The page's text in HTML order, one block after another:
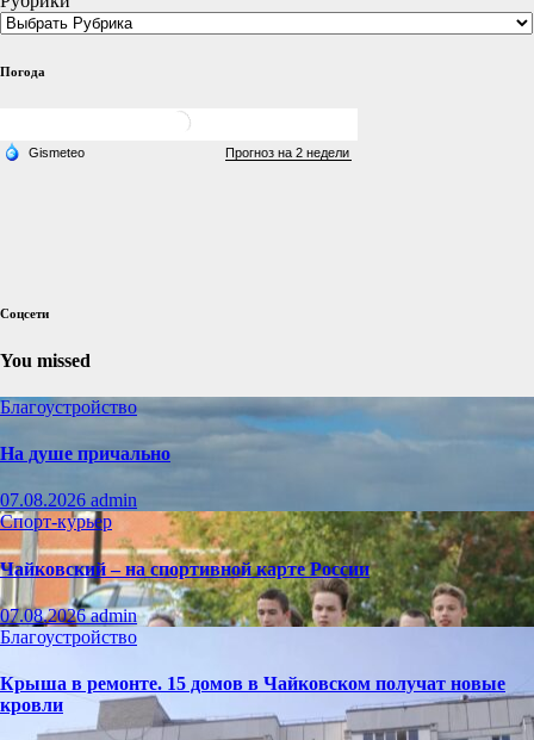
Погода
Соцсети
You missed
Благоустройство
На душе причально
07.08.2026 admin
Спорт-курьер
Чайковский – на спортивной карте России
07.08.2026admin
Благоустройство
Крыша в ремонте. 15 домов в Чайковском получат новые
кровли